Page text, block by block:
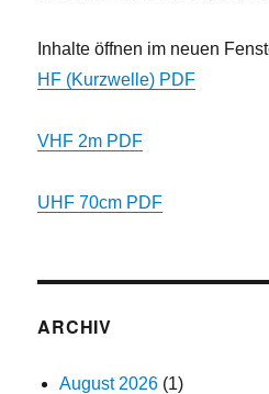
Inhalte öffnen im neuen
HF (Kurzwelle) PDF
VHF 2m PDF
UHF 70cm PDF
ARCHIV
August 2026 (1)